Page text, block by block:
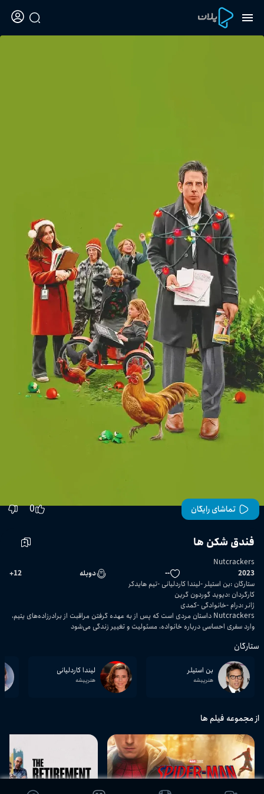
تماشای رایگان 0
فندق شکن ها
Nutcrackers
2023
-- دوبله 12
+
ستارگان :بن استیلر لیندا کاردلیانی تیم هایدکر
کارگردان :دیوید گوردون گرین
ژانر:درام خانوادگی کمدی
Nutcrackers داستان مردی است که پس از به عهده گرفتن مراقبت از برادرزاده‌های یتیم،
وارد سفری احساسی درباره خانواده، مسئولیت و تغییر زندگی می‌شود
ستارگان
بن استیلر
هنرپیشه
لیندا کاردلیانی
هنرپیشه
از مجموعه فیلم ها